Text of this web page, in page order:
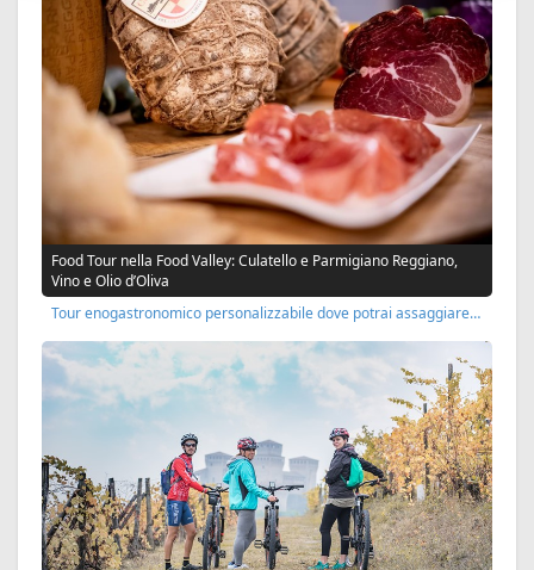
Food Tour nella Food Valley: Culatello e Parmigiano Reggiano,
Vino e Olio d’Oliva
Tour enogastronomico personalizzabile dove potrai assaggiare…